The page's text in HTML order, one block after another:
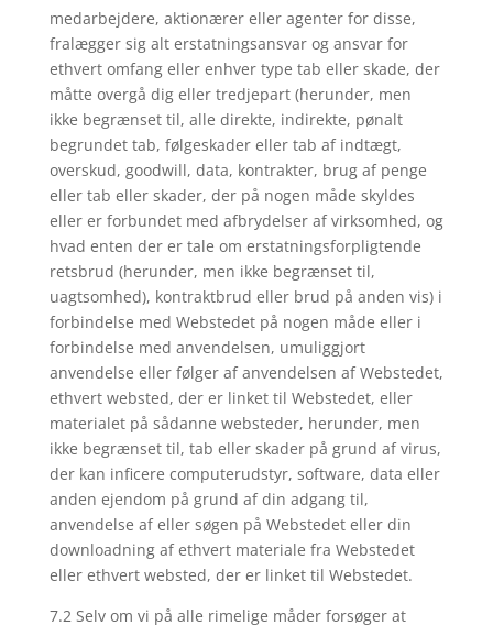
medarbejdere, aktionærer eller agenter for disse,
fralægger sig alt erstatningsansvar og ansvar for
ethvert omfang eller enhver type tab eller skade, der
måtte overgå dig eller tredjepart (herunder, men
ikke begrænset til, alle direkte, indirekte, pønalt
begrundet tab, følgeskader eller tab af indtægt,
overskud, goodwill, data, kontrakter, brug af penge
eller tab eller skader, der på nogen måde skyldes
eller er forbundet med afbrydelser af virksomhed, og
hvad enten der er tale om erstatningsforpligtende
retsbrud (herunder, men ikke begrænset til,
uagtsomhed), kontraktbrud eller brud på anden vis) i
forbindelse med Webstedet på nogen måde eller i
forbindelse med anvendelsen, umuliggjort
anvendelse eller følger af anvendelsen af Webstedet,
ethvert websted, der er linket til Webstedet, eller
materialet på sådanne websteder, herunder, men
ikke begrænset til, tab eller skader på grund af virus,
der kan inficere computerudstyr, software, data eller
anden ejendom på grund af din adgang til,
anvendelse af eller søgen på Webstedet eller din
downloadning af ethvert materiale fra Webstedet
eller ethvert websted, der er linket til Webstedet.
7.2 Selv om vi på alle rimelige måder forsøger at